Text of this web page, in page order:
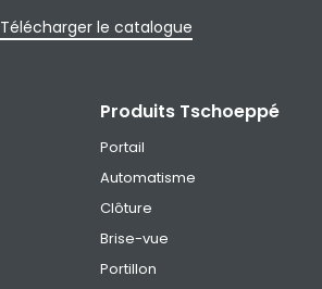
Télécharger le catalogue
Produits Tschoeppé
Portail
Automatisme
Clôture
Brise-vue
Portillon